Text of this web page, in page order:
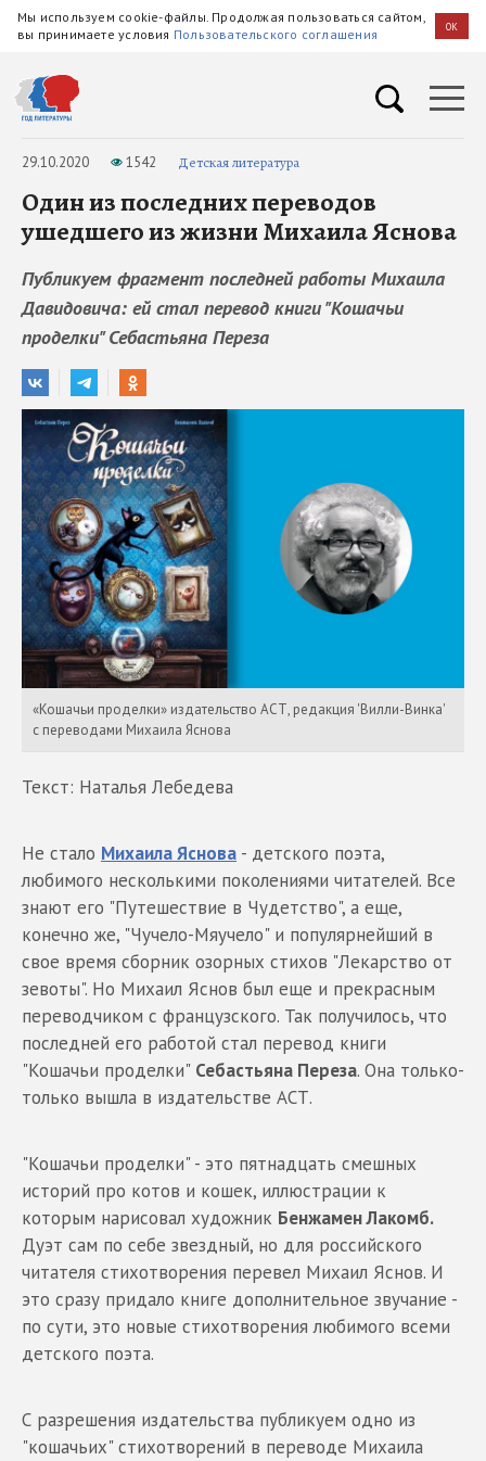
Мы используем cookie-файлы. Продолжая пользоваться сайтом,
вы принимаете условия Пользовательского соглашения OK
29.10.2020 1542 Детская литература
Один из последних переводов
ушедшего из жизни Михаила Яснова
Публикуем фрагмент последней работы Михаила
Давидовича: ей стал перевод книги "Кошачьи
проделки" Себастьяна Переза
«Кошачьи проделки» издательство АСТ, редакция 'Вилли-Винка'
с переводами Михаила Яснова
Текст: Наталья Лебедева
Не стало Михаила Яснова - детского поэта,
любимого несколькими поколениями читателей. Все
знают его "Путешествие в Чудетство", а еще,
конечно же, "Чучело-Мяучело" и популярнейший в
свое время сборник озорных стихов "Лекарство от
зевоты". Но Михаил Яснов был еще и прекрасным
переводчиком с французского. Так получилось, что
последней его работой стал перевод книги
"Кошачьи проделки" Себастьяна Переза. Она только-
только вышла в издательстве АСТ.
"Кошачьи проделки" - это пятнадцать смешных
историй про котов и кошек, иллюстрации к
которым нарисовал художник Бенжамен Лакомб.
Дуэт сам по себе звездный, но для российского
читателя стихотворения перевел Михаил Яснов. И
это сразу придало книге дополнительное звучание -
по сути, это новые стихотворения любимого всеми
детского поэта.
С разрешения издательства публикуем одно из
"кошачьих" стихотворений в переводе Михаила